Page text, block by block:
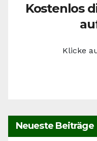
Kostenlos
Klicke
Neueste Beiträge